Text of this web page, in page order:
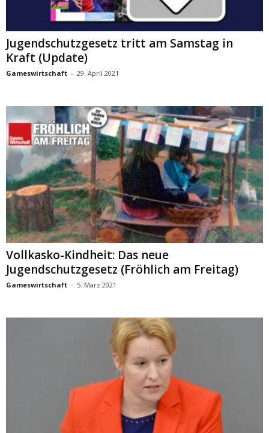
Jugendschutzgesetz tritt am Samstag in
Kraft (Update)
Gameswirtschaft - 29. April 2021
Vollkasko-Kindheit: Das neue
Jugendschutzgesetz (Fröhlich am Freitag)
Gameswirtschaft - 5. März 2021